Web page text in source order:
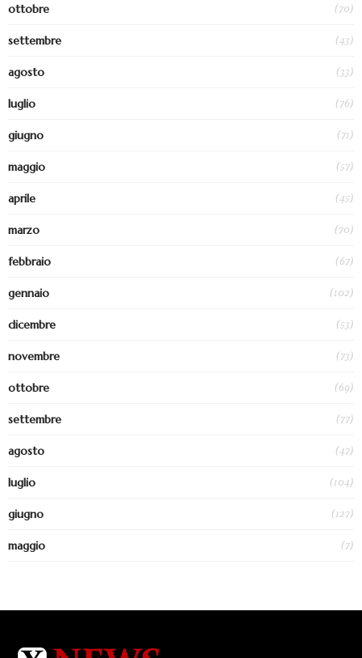
ottobre (70)
settembre (43)
agosto (33)
luglio (76)
giugno (71)
maggio (57)
aprile (45)
marzo (70)
febbraio (67)
gennaio (102)
dicembre (53)
novembre (73)
ottobre (69)
settembre (77)
agosto (47)
luglio (104)
giugno (127)
maggio (7)